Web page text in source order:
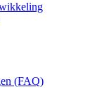
(FAQ)